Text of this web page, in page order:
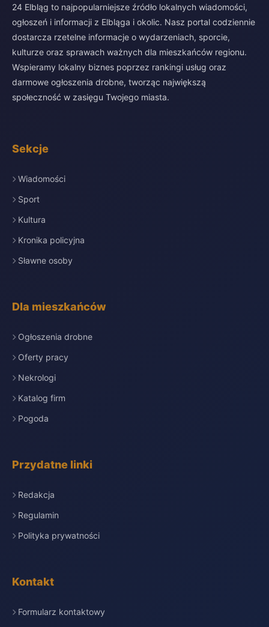
24 Elbląg to najpopularniejsze źródło lokalnych wiadomości,
ogłoszeń i informacji z Elbląga i okolic. Nasz portal codziennie
dostarcza rzetelne informacje o wydarzeniach, sporcie,
kulturze oraz sprawach ważnych dla mieszkańców regionu.
Wspieramy lokalny biznes poprzez rankingi usług oraz
darmowe ogłoszenia drobne, tworząc największą
społeczność w zasięgu Twojego miasta.
Sekcje
Wiadomości
Sport
Kultura
Kronika policyjna
Sławne osoby
Dla mieszkańców
Ogłoszenia drobne
Oferty pracy
Nekrologi
Katalog firm
Pogoda
Przydatne linki
Redakcja
Regulamin
Polityka prywatności
Kontakt
Formularz kontaktowy